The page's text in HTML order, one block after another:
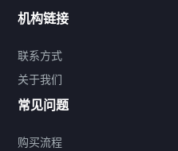
联系方式
机构链接
联系方式
关于我们
常见问题
购买流程